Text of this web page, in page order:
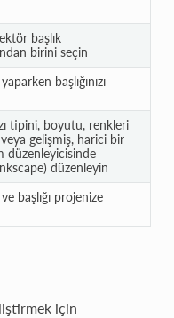
başlık
birini seçin
başlığınızı
tipini, boyutu, renkleri
gelişmiş, harici bir
düzenleyicisinde
düzenleyin
başlığı projenize
için